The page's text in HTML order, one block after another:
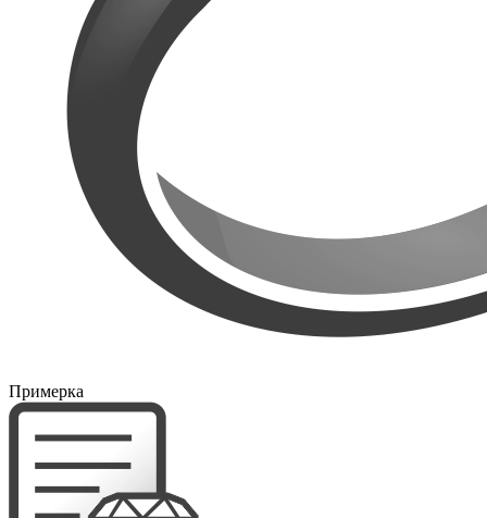
Примерка